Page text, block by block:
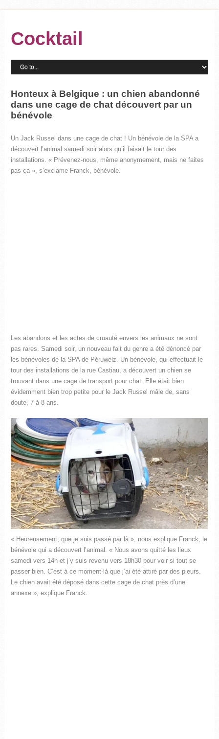
Cocktail
Honteux à Belgique : un chien abandonné
dans une cage de chat découvert par un
bénévole
Un Jack Russel dans une cage de chat ! Un bénévole de la SPA a
découvert l’animal samedi soir alors qu’il faisait le tour des
installations. « Prévenez-nous, même anonymement, mais ne faites
pas ça », s’exclame Franck, bénévole.
Les abandons et les actes de cruauté envers les animaux ne sont
pas rares. Samedi soir, un nouveau fait du genre a été dénoncé par
les bénévoles de la SPA de Péruwelz. Un bénévole, qui effectuait le
tour des installations de la rue Castiau, a découvert un chien se
trouvant dans une cage de transport pour chat. Elle était bien
évidemment bien trop petite pour le Jack Russel mâle de, sans
doute, 7 à 8 ans.
« Heureusement, que je suis passé par là », nous explique Franck, le
bénévole qui a découvert l’animal. « Nous avons quitté les lieux
samedi vers 14h et j’y suis revenu vers 18h30 pour voir si tout se
passer bien. C’est à ce moment-là que j’ai été attiré par des pleurs.
Le chien avait été déposé dans cette cage de chat près d’une
annexe », explique Franck.